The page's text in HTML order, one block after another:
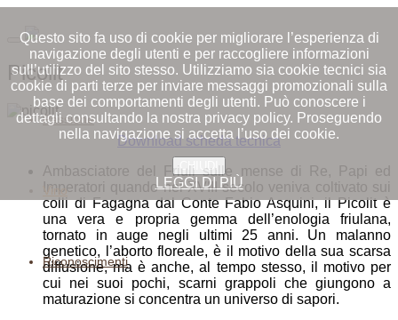
Questo sito fa uso di cookie per migliorare l’esperienza di
navigazione degli utenti e per raccogliere informazioni
sull’utilizzo del sito stesso. Utilizziamo sia cookie tecnici sia
cookie di parti terze per inviare messaggi promozionali sulla
base dei comportamenti degli utenti. Può conoscere i
dettagli consultando la nostra privacy policy. Proseguendo
nella navigazione si accetta l’uso dei cookie.
CHIUDI
LEGGI DI PIÙ
Passione
Vino
Riconoscimenti
Picolit
Download scheda tecnica
Ambasciatore del Friuli sulle mense di Re, Papi ed
Imperatori quando nel XVIII secolo veniva coltivato sui
colli di Fagagna dal Conte Fabio Asquini, il Picolit è
una vera e propria gemma dell’enologia friulana,
tornato in auge negli ultimi 25 anni. Un malanno
genetico, l’aborto floreale, è il motivo della sua scarsa
diffusione, ma è anche, al tempo stesso, il motivo per
cui nei suoi pochi, scarni grappoli che giungono a
maturazione si concentra un universo di sapori.